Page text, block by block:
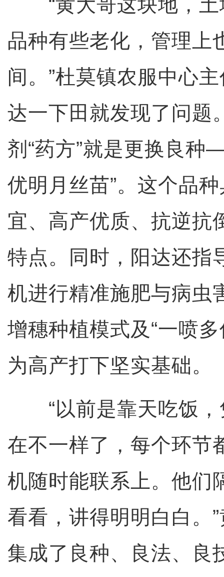
品种有些老化，管理上
间。”杜莫镇农服中心
达一下田就发现了问题
剂“药方”就是更换良
优明月丝苗”。这个品
宜、高产优质、抗逆抗
特点。同时，阳达还指
机进行精准施肥与病虫
增穗种植模式及“一喷
为高产打下坚实基础。
“以前是靠天吃饭，
在不一样了，每个环节
机随时能联系上。他们
看看，讲得明明白白。
集成了良种、良法、良